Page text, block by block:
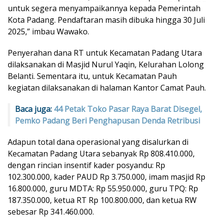
untuk segera menyampaikannya kepada Pemerintah
Kota Padang. Pendaftaran masih dibuka hingga 30 Juli
2025,” imbau Wawako.
Penyerahan dana RT untuk Kecamatan Padang Utara
dilaksanakan di Masjid Nurul Yaqin, Kelurahan Lolong
Belanti. Sementara itu, untuk Kecamatan Pauh
kegiatan dilaksanakan di halaman Kantor Camat Pauh.
Baca juga: 44 Petak Toko Pasar Raya Barat Disegel,
Pemko Padang Beri Penghapusan Denda Retribusi
Adapun total dana operasional yang disalurkan di
Kecamatan Padang Utara sebanyak Rp 808.410.000,
dengan rincian insentif kader posyandu: Rp
102.300.000, kader PAUD Rp 3.750.000, imam masjid Rp
16.800.000, guru MDTA: Rp 55.950.000, guru TPQ: Rp
187.350.000, ketua RT Rp 100.800.000, dan ketua RW
sebesar Rp 341.460.000.